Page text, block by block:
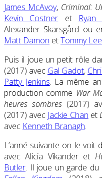
James McAvoy, Criminal:
Kevin Costner et Ryan
Alexander Skarsgård ou
Matt Damon etTommy
Puis il joue un petit rôle
(2017) avec Gal Gadot,
Patty Jenkins. La même
production comme War
heures sombres (2017)
(2017) avec Jackie Chan et
avec Kenneth Branagh.
L’anné suivante on le voit
avec Alicia Vikander et
Butler. Il joue un garde